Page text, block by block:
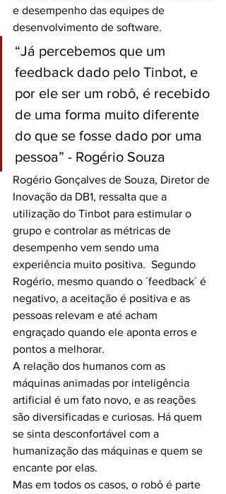
e desempenho das equipes de
desenvolvimento de software.
“Já percebemos que um
feedback dado pelo Tinbot, e
por ele ser um robô, é recebido
de uma forma muito diferente
do que se fosse dado por uma
pessoa” - Rogério Souza
Rogério Gonçalves de Souza, Diretor de
Inovação da DB1, ressalta que a
utilização do Tinbot para estimular o
grupo e controlar as métricas de
desempenho vem sendo uma
experiência muito positiva.  Segundo
Rogério, mesmo quando o ´feedback´ é
negativo, a aceitação é positiva e as
pessoas relevam e até acham
engraçado quando ele aponta erros e
pontos a melhorar.
A relação dos humanos com as
máquinas animadas por inteligência
artificial é um fato novo, e as reações
são diversificadas e curiosas. Há quem
se sinta desconfortável com a
humanização das máquinas e quem se
encante por elas.
Mas em todos os casos, o robô é parte